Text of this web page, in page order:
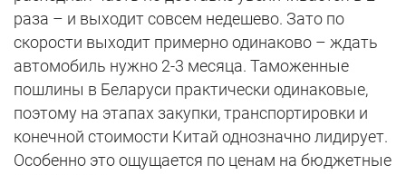
раза – и выходит совсем недешево. Зато по
скорости выходит примерно одинаково – ждать
автомобиль нужно 2-3 месяца. Таможенные
пошлины в Беларуси практически одинаковые,
поэтому на этапах закупки, транспортировки и
конечной стоимости Китай однозначно лидирует.
Особенно это ощущается по ценам на бюджетные